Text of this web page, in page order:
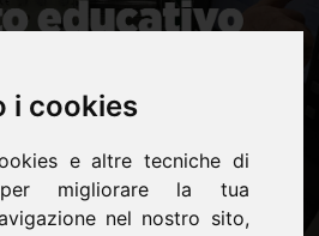
i cookies
e altre tecniche di
per migliorare la tua
nel nostro sito,